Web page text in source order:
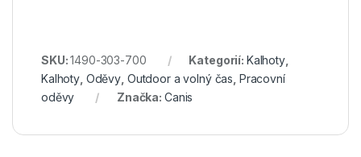
SKU:1490-303-700 Kategorií: Kalhoty,
Kalhoty Oděvy Outdoor a volný čas Pracovní
oděvy
Značka: Canis